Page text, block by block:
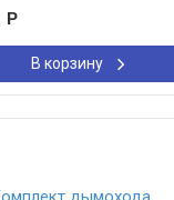
Р
В корзину